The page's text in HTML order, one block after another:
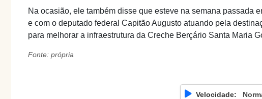
Na ocasião, ele também disse que esteve na semana passada
e com o deputado federal Capitão Augusto atuando pela
para melhorar a infraestrutura da Creche Berçário Santa Maria
Fonte: própria
Velocidade: